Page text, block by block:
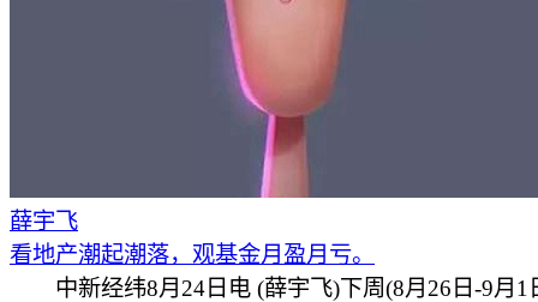
薛宇飞
看地产潮起潮落，观基金月盈月亏。
中新经纬8月24日电 (薛宇飞)下周(8月26日-9月1